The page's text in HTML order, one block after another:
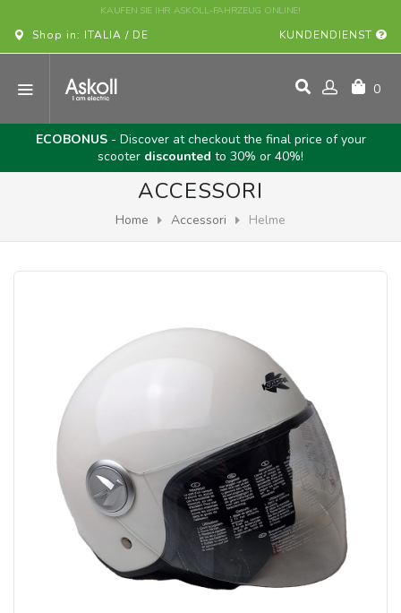
KAUFEN SIE IHR ASKOLL-FAHRZEUG ONLINE!
Shop in: ITALIA / DE KUNDENDIENST
0
ECOBONUS- Discover at checkout the final price of your
scooter discounted to 30% or 40%!
ACCESSORI
Home Accessori Helme